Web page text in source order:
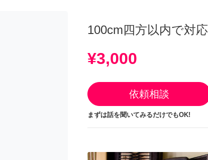
100cm四方以内で対応
¥3,000
依頼相談
まずは話を聞いてみるだけでもOK!